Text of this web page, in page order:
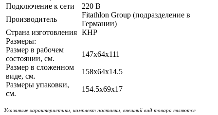
Подключение к сети
220 В
Производитель
Fitathlon Group (подразделение в
Германии)
Страна изготовления КНР
Размеры:
Размер в рабочем
состоянии, см.
147х64x111
Размер в сложенном
виде, см.
158х64x14.5
Размеры упаковки,
см.
154.5х69x17
Указанные характеристики, комплект поставки, внешний вид товара являются